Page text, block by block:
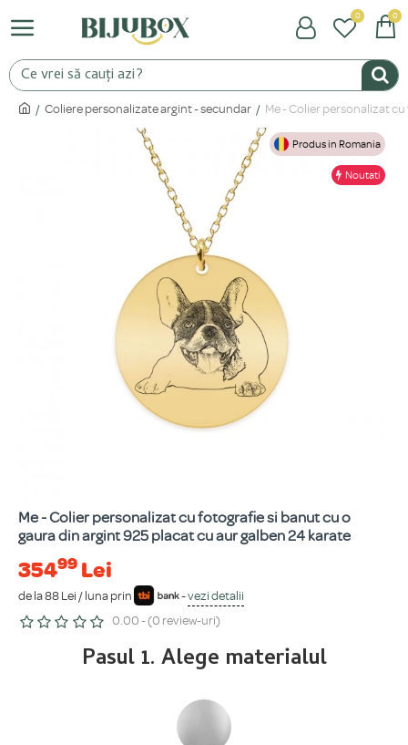
0 0
Coliere personalizate argint - secundar Me - Colier personalizat
Produs in Romania
Noutati
Me - Colier personalizat cu fotografie si banut cu o
gaura din argint 925 placat cu aur galben 24 karate
35499 Lei
de la 88 Lei / luna prin -vezi detalii
0.00 - (0 review-uri)
Pasul 1. Alege materialul